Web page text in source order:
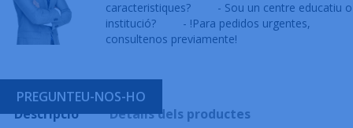
caracteristiques?
- Sou un centre educatiu o
institució?
- !Para pedidos urgentes,
consultenos previamente!
PREGUNTEU-NOS-HO
Descripció
Detalls dels productes